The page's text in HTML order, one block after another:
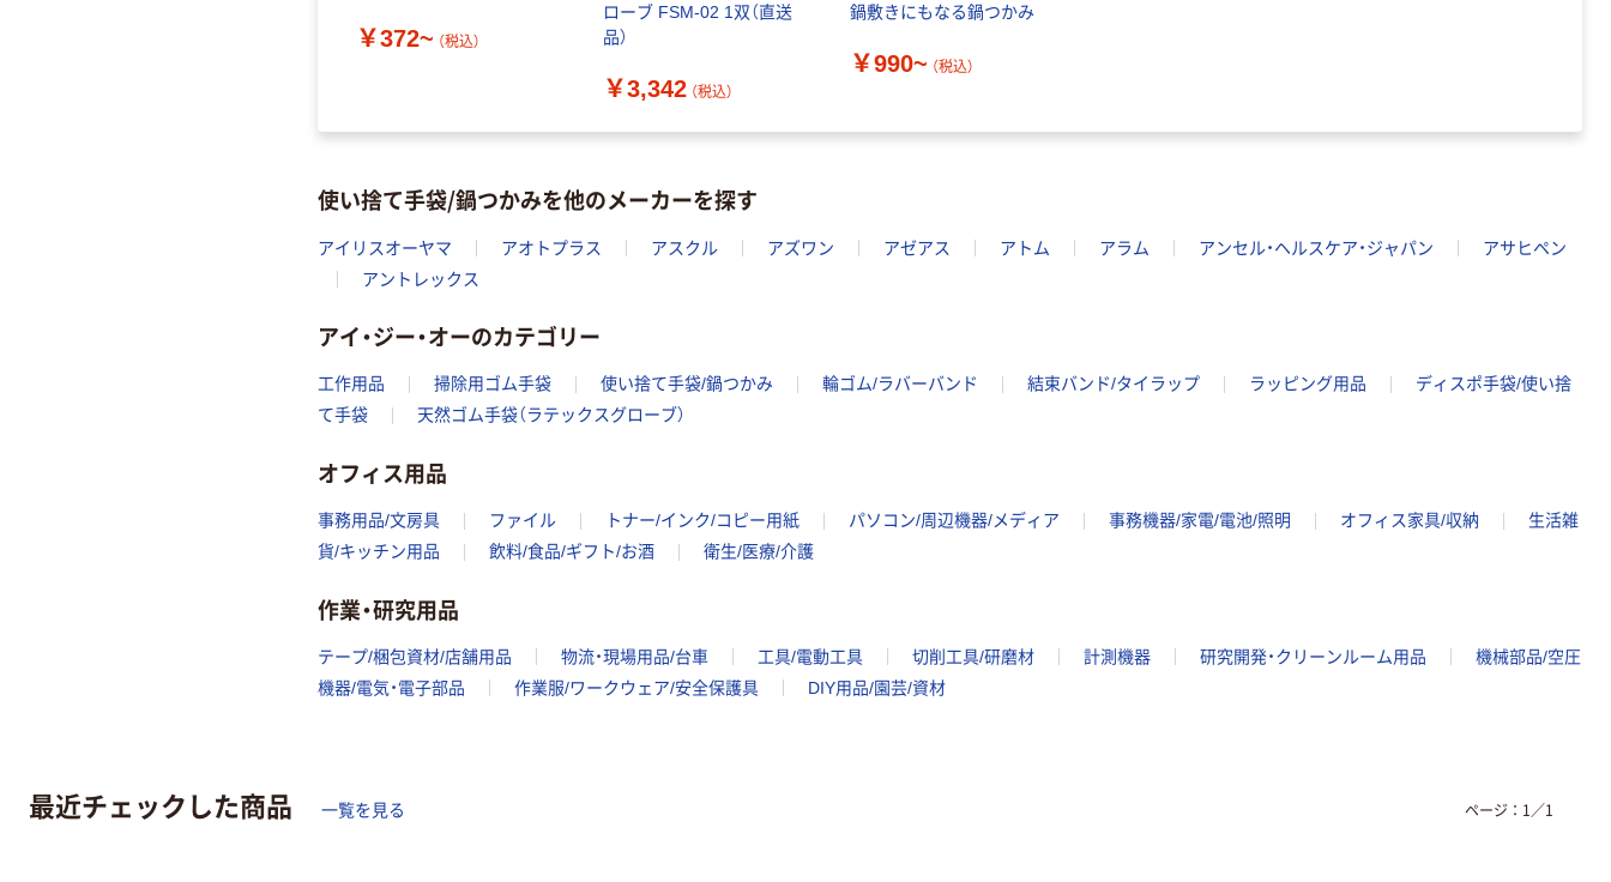
￥372~ （税込）
ローブ FSM-02 1双（直送
品）
￥3,342 （税込）
鍋敷きにもなる鍋つかみ
￥990~ （税込）
使い捨て手袋/鍋つかみを他のメーカーを探す
アイリスオーヤマ アオトプラス アスクル アズワン アゼアス アトム アラム アンセル・ヘルスケア・ジャパン
アサヒペン
アントレックス
アイ・ジー・オーのカテゴリー
工作用品 掃除用ゴム手袋 使い捨て手袋/鍋つかみ 輪ゴム/ラバーバンド 結束バンド/タイラップ ラッピング用品
ディスポ手袋/使い捨
て手袋
天然ゴム手袋（ラテックスグローブ）
オフィス用品
事務用品/文房具 ファイル トナー/インク/コピー用紙 パソコン/周辺機器/メディア 事務機器/家電/電池/照明 オフィス家具/収納
生活雑
貨/キッチン用品
飲料/食品/ギフト/お酒 衛生/医療/介護
作業・研究用品
テープ/梱包資材/店舗用品 物流・現場用品/台車 工具/電動工具 切削工具/研磨材 計測機器 研究開発・クリーンルーム用品
機械部品/空圧
機器/電気・電子部品
作業服/ワークウェア/安全保護具 DIY用品/園芸/資材
最近チェックした商品 一覧を見る ページ： 1 ／1